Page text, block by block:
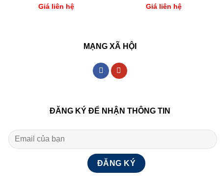
Giá liên hệ
Giá liên hệ
MẠNG XÃ HỘI
ĐĂNG KÝ ĐỂ NHẬN THÔNG TIN